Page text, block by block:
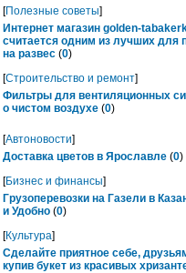
[Полезные советы]
Интернет магазин golden-
считается одним из лучших для
на развес (0)
[Строительство и ремонт]
Фильтры для вентиляционных
о чистом воздухе (0)
[Автоновости]
Доставка цветов в Ярославле (0)
[Бизнес и финансы]
Грузоперевозки на Газели в
и Удобно (0)
[Культура]
Сделайте приятное себе,
купив букет из красивых